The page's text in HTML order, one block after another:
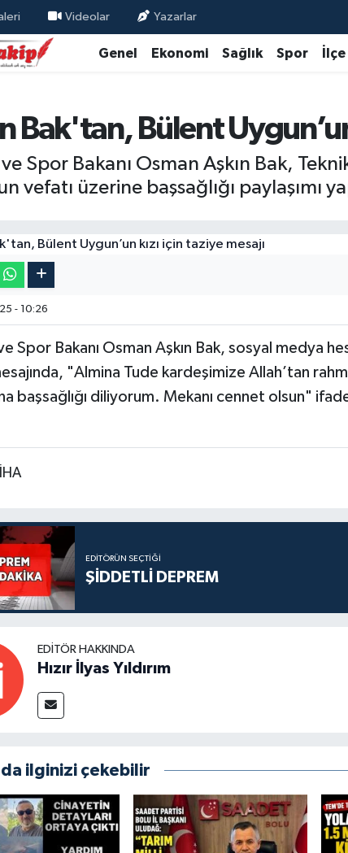
Videolar Yazarlar
Genel Ekonomi Sağlık Spor
Bak'tan, Bülent
Spor Bakanı Osman Aşkın Bak,
vefatı üzerine başsağlığı paylaşımı
- 10:26
Spor Bakanı Osman Aşkın Bak, sosyal medya
"Almina Tude kardeşimize Allah’tan
başsağlığı diliyorum. Mekanı cennet olsun"
İHA
EDITÖRÜN SEÇTIĞI
ŞİDDETLİ DEPREM
EDITÖR HAKKINDA
Hızır İlyas Yıldırım
da ilginizi çekebilir